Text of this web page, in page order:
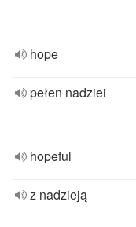
hope
pełen nadziei
hopeful
z nadzieją